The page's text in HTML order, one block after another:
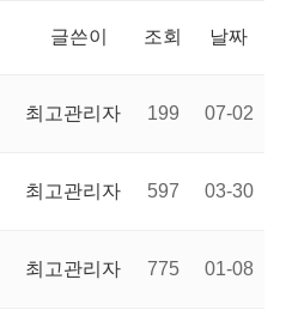
글쓴이 조회 날짜
최고관리자 199 07-02
최고관리자 597 03-30
최고관리자 775 01-08